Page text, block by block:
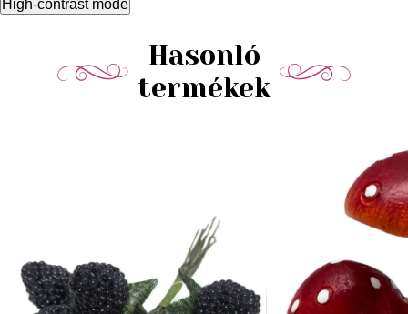
High-contrast mode
Hasonló
termékek